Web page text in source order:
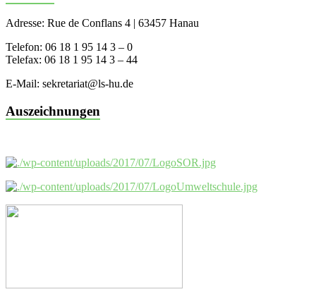
Adresse: Rue de Conflans 4 | 63457 Hanau
Telefon: 06 18 1 95 14 3 – 0
Telefax: 06 18 1 95 14 3 – 44
E-Mail: sekretariat@ls-hu.de
Auszeichnungen